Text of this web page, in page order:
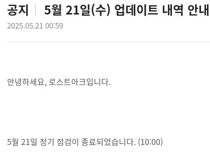
공지 5월 21일(수) 업데이트 내역 안내
2025.05.21 00:59
안녕하세요, 로스트아크입니다.
5월 21일 정기 점검이 종료되었습니다. (10:00)